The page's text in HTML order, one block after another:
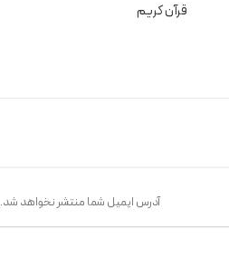
قرآن کریم
آدرس ایمیل شما منتشر نخواهد شد.